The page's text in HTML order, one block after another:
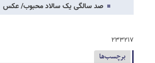
صد سالگی یک سالاد محبوب/ عکس
۲۳۳۲۱۷
برچسب‌ها